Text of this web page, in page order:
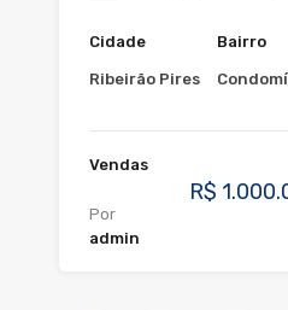
Cidade
Ribeirão Pires
Bairro
Vendas
R$
Por
admin